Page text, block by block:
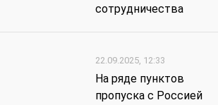
сотрудничества
22.09.2025, 12:33
На ряде пунктов
пропуска с Россией